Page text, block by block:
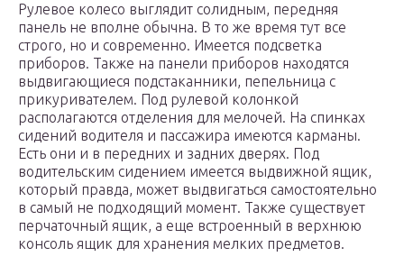
Рулевое колесо выглядит солидным, передняя
панель не вполне обычна. В то же время тут все
строго, но и современно. Имеется подсветка
приборов. Также на панели приборов находятся
выдвигающиеся подстаканники, пепельница с
прикуривателем. Под рулевой колонкой
располагаются отделения для мелочей. На спинках
сидений водителя и пассажира имеются карманы.
Есть они и в передних и задних дверях. Под
водительским сидением имеется выдвижной ящик,
который правда, может выдвигаться самостоятельно
в самый не подходящий момент. Также существует
перчаточный ящик, а еще встроенный в верхнюю
консоль ящик для хранения мелких предметов.